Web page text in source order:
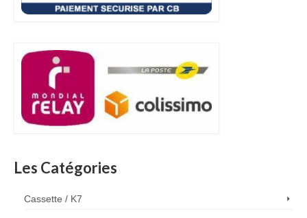
Les Catégories
Cassette / K7